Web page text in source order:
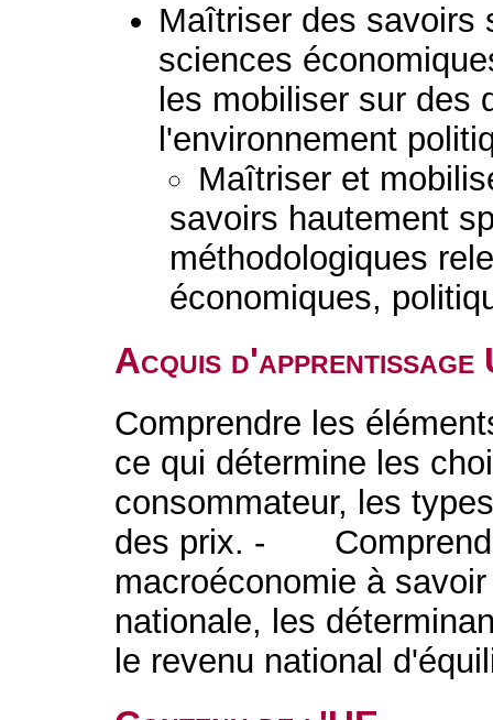
Maîtriser des savoirs
sciences
les mobiliser sur des
l'environnement
Maîtriser et
savoirs hautement
méthodologiques
économiques,
Acquis d'apprentissage
Comprendre les
ce qui détermine les
consommateur, les
des prix. -
macroéconomie à
nationale, les
le revenu national